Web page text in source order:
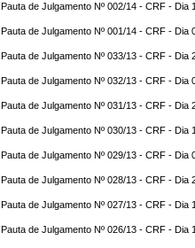
Pauta de Julgamento Nº 002/14 - CRF - Dia
Pauta de Julgamento Nº 001/14 - CRF - Dia
Pauta de Julgamento Nº 033/13 - CRF - Dia
Pauta de Julgamento Nº 032/13 - CRF - Dia
Pauta de Julgamento Nº 031/13 - CRF - Dia
Pauta de Julgamento Nº 030/13 - CRF - Dia
Pauta de Julgamento Nº 029/13 - CRF - Dia
Pauta de Julgamento Nº 028/13 - CRF - Dia
Pauta de Julgamento Nº 027/13 - CRF - Dia
Pauta de Julgamento Nº 026/13 - CRF - Dia